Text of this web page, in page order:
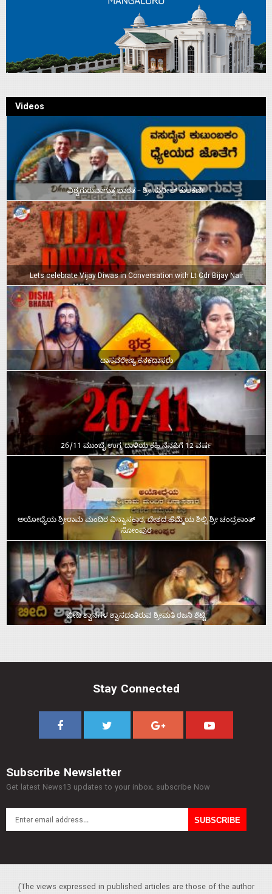
Videos
ವಿಶ್ವಗುರುವಾಗುತ್ತ ಭಾರತ – ಶ್ರೀ ಸುನೀಲ್‌ ಕುಲಕರ್ಣಿ
Lets celebrate Vijay Diwas in Conversation with Lt Cdr Bijay Nair
ದಾಸವರೇಣ್ಯ ಕನಕದಾಸರು
26/11 ಮುಂಬೈ ಉಗ್ರ ದಾಳಿಯ ಕಹಿ ನೆನಪಿಗೆ 12 ವರ್ಷ
ಅಯೋಧ್ಯೆಯ ಶ್ರೀರಾಮ ಮಂದಿರ ವಿನ್ಯಾಸಕಾರ, ದೇಶದ ಹೆಮ್ಮೆಯ ಶಿಲ್ಪಿ ಶ್ರೀ ಚಂದ್ರಕಾಂತ್‌
ಸೋಂಪುರ
ಬೀದಿ ಶ್ವಾನಗಳ ಶ್ವಾಸದಂತಿರುವ ಶ್ರೀಮತಿ ರಜನಿ ಶೆಟ್ಟಿ
Stay Connected
Subscribe Newsletter
Get latest News13 updates to your inbox. subscribe Now
(The views expressed in published articles are those of the author